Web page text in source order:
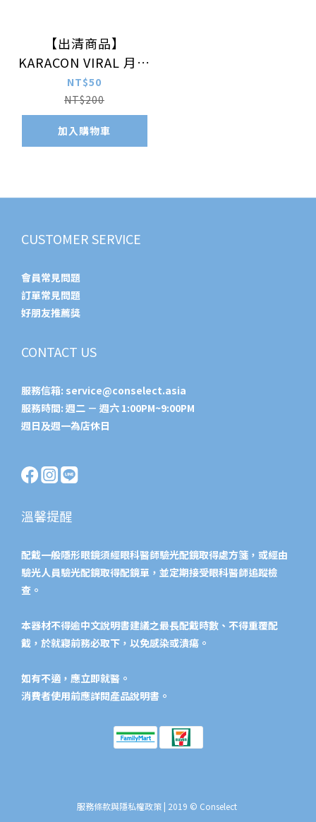
【出清商品】
KARACON VIRAL 月拋
08 水晶灰 1片裝/盒
NT$50
NT$200
加入購物車
CUSTOMER SERVICE
會員常見問題
訂單常見問題
好朋友推薦獎
CONTACT US
服務信箱: service@conselect.asia
服務時間: 週二 － 週六 1:00PM~9:00PM
週日及週一為店休日
溫馨提醒
配戴一般隱形眼鏡須經眼科醫師驗光配鏡取得處方箋，或經由
驗光人員驗光配鏡取得配鏡單，並定期接受眼科醫師追蹤檢
查。
本器材不得逾中文說明書建議之最長配戴時數、不得重覆配
戴，於就寢前務必取下，以免感染或潰瘍。
如有不適，應立即就醫。
消費者使用前應詳閱產品說明書。​
服務條款與隱私權政策 | 2019 © Conselect